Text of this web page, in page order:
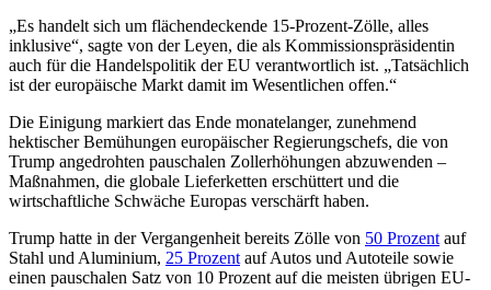
„Es handelt sich um flächendeckende 15-Prozent-Zölle, alles
inklusive“, sagte von der Leyen, die als Kommissionspräsidentin
auch für die Handelspolitik der EU verantwortlich ist. „Tatsächlich
ist der europäische Markt damit im Wesentlichen offen.“
Die Einigung markiert das Ende monatelanger, zunehmend
hektischer Bemühungen europäischer Regierungschefs, die von
Trump angedrohten pauschalen Zollerhöhungen abzuwenden –
Maßnahmen, die globale Lieferketten erschüttert und die
wirtschaftliche Schwäche Europas verschärft haben.
Trump hatte in der Vergangenheit bereits Zölle von 50 Prozent auf
Stahl und Aluminium, 25 Prozent auf Autos und Autoteile sowie
einen pauschalen Satz von 10 Prozent auf die meisten übrigen EU-